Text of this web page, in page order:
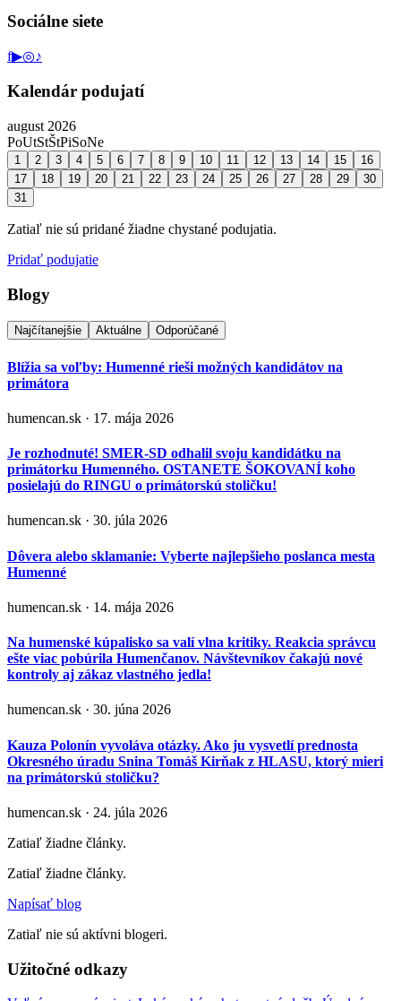
Sociálne siete
f▶◎♪
Kalendár podujatí
august 2026
PoUtStŠtPiSoNe
1 2 3 4 5 6 7 8 9 10 11 12 13 14 15
16
17
18 19 20 21 22 23 24 25 26 27 28 29
30
31
Zatiaľ nie sú pridané žiadne chystané podujatia.
Pridať podujatie
Blogy
Najčítanejšie Aktuálne Odporúčané
Blížia sa voľby: Humenné rieši možných kandidátov na
primátora
humencan.sk · 17. mája 2026
Je rozhodnuté! SMER-SD odhalil svoju kandidátku na
primátorku Humenného. OSTANETE ŠOKOVANÍ koho
posielajú do RINGU o primátorskú stoličku!
humencan.sk · 30. júla 2026
Dôvera alebo sklamanie: Vyberte najlepšieho poslanca mesta
Humenné
humencan.sk · 14. mája 2026
Na humenské kúpalisko sa valí vlna kritiky. Reakcia správcu
ešte viac pobúrila Humenčanov. Návštevníkov čakajú nové
kontroly aj zákaz vlastného jedla!
humencan.sk · 30. júna 2026
Kauza Polonín vyvoláva otázky. Ako ju vysvetlí prednosta
Okresného úradu Snina Tomáš Kirňak z HLASU, ktorý mieri
na primátorskú stoličku?
humencan.sk · 24. júla 2026
Zatiaľ žiadne články.
Zatiaľ žiadne články.
Napísať blog
Zatiaľ nie sú aktívni blogeri.
Užitočné odkazy